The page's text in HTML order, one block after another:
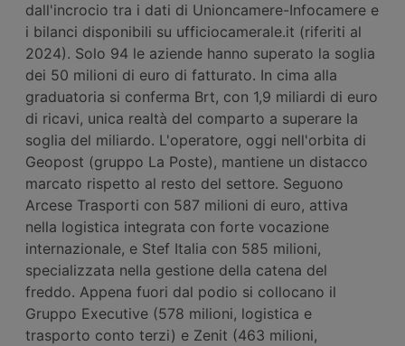
dall'incrocio tra i dati di Unioncamere-Infocamere e
i bilanci disponibili su ufficiocamerale.it (riferiti al
2024). Solo 94 le aziende hanno superato la soglia
dei 50 milioni di euro di fatturato. In cima alla
graduatoria si conferma Brt, con 1,9 miliardi di euro
di ricavi, unica realtà del comparto a superare la
soglia del miliardo. L'operatore, oggi nell'orbita di
Geopost (gruppo La Poste), mantiene un distacco
marcato rispetto al resto del settore. Seguono
Arcese Trasporti con 587 milioni di euro, attiva
nella logistica integrata con forte vocazione
internazionale, e Stef Italia con 585 milioni,
specializzata nella gestione della catena del
freddo. Appena fuori dal podio si collocano il
Gruppo Executive (578 milioni, logistica e
trasporto conto terzi) e Zenit (463 milioni,